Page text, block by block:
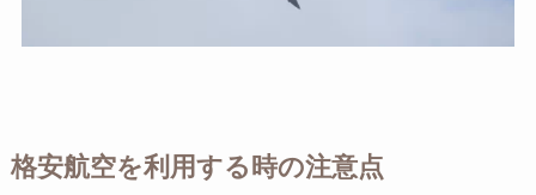
格安航空を利用する時の注意点